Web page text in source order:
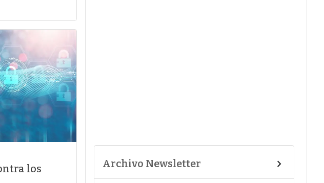
los
Archivo Newsletter